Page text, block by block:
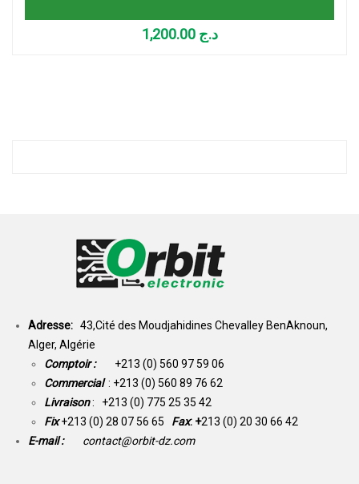
د.ج 1,200.00
Adresse: 43,Cité des Moudjahidines Chevalley BenAknoun,
Alger, Algérie
Comptoir : +213 (0) 560 97 59 06
Commercial : +213 (0) 560 89 76 62
Livraison: +213 (0) 775 25 35 42
Fix +213 (0) 28 07 56 65 Fax: +213 (0) 20 30 66 42
E-mail :
contact@orbit-dz.com